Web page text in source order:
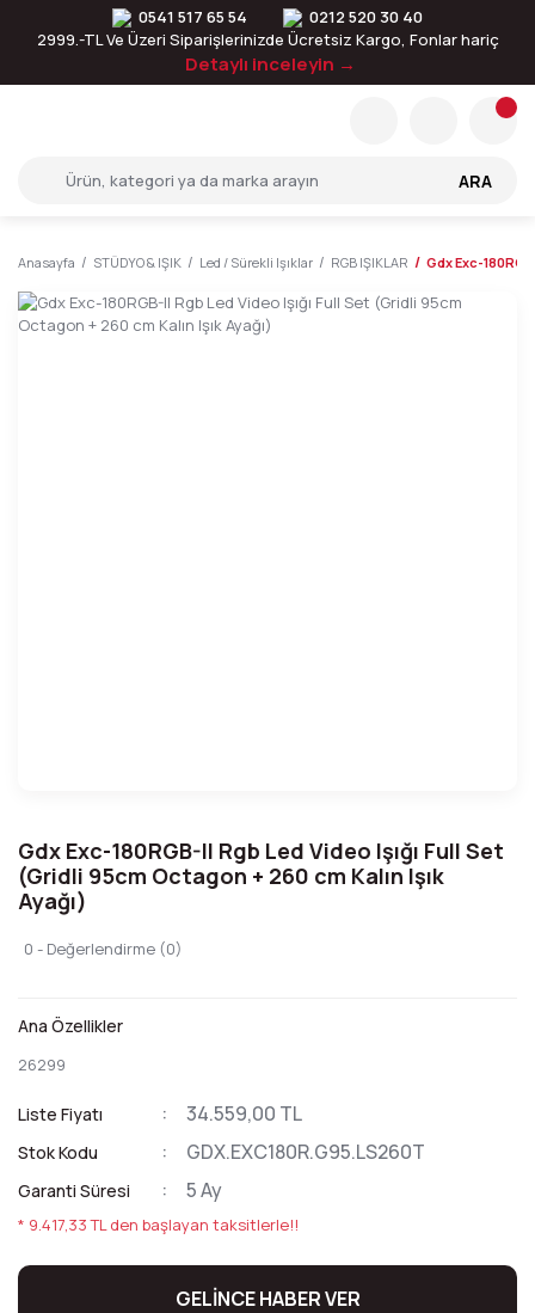
0541 517 65 54
0212 520 30 40
2999.-TL Ve Üzeri Siparişlerinizde Ücretsiz Kargo, Fonlar hariç
Detaylı inceleyin →
ARA
Anasayfa STÜDYO & IŞIK Led / Sürekli Işıklar RGB IŞIKLAR Gdx Exc-
Gdx Exc-180RGB-II Rgb Led Video Işığı Full Set
(Gridli 95cm Octagon + 260 cm Kalın Işık
Ayağı)
0 - Değerlendirme (0)
Ana Özellikler
26299
Liste Fiyatı 34.559,00 TL
Stok Kodu GDX.EXC180R.G95.LS260T
Garanti Süresi 5 Ay
* 9.417,33 TL den başlayan taksitlerle!!
GELİNCE HABER VER